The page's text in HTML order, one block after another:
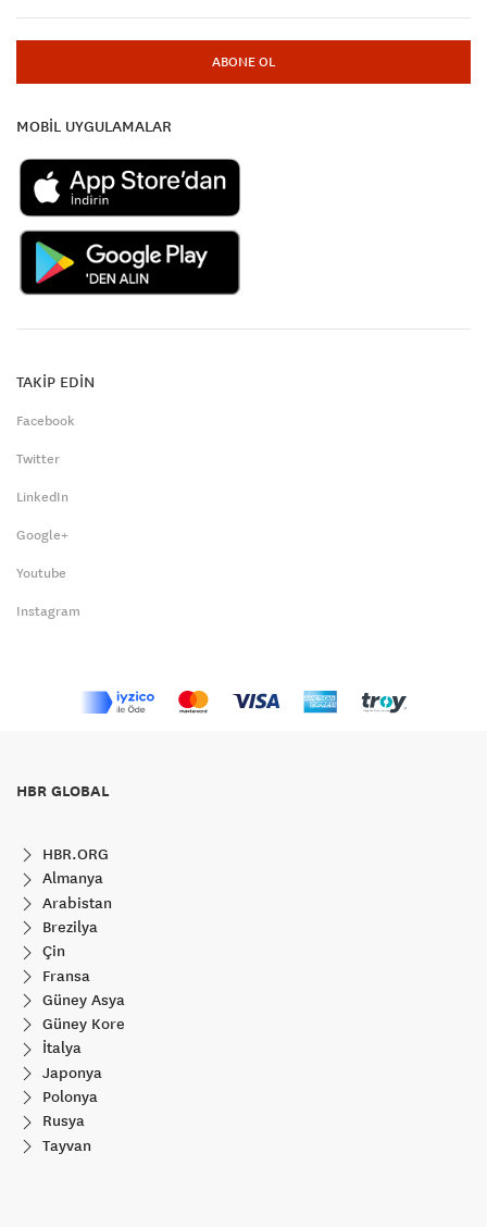
ABONE OL
MOBİL UYGULAMALAR
TAKİP EDİN
Facebook
Twitter
LinkedIn
Google+
Youtube
Instagram
HBR GLOBAL
HBR.ORG
Almanya
Arabistan
Brezilya
Çin
Fransa
Güney Asya
Güney Kore
İtalya
Japonya
Polonya
Rusya
Tayvan